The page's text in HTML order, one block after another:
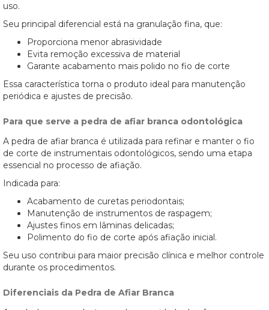
uso.
Seu principal diferencial está na granulação fina, que:
Proporciona menor abrasividade
Evita remoção excessiva de material
Garante acabamento mais polido no fio de corte
Essa característica torna o produto ideal para manutenção
periódica e ajustes de precisão.
Para que serve a pedra de afiar branca odontológica
A pedra de afiar branca é utilizada para refinar e manter o fio
de corte de instrumentais odontológicos, sendo uma etapa
essencial no processo de afiação.
Indicada para:
Acabamento de curetas periodontais;
Manutenção de instrumentos de raspagem;
Ajustes finos em lâminas delicadas;
Polimento do fio de corte após afiação inicial.
Seu uso contribui para maior precisão clínica e melhor controle
durante os procedimentos.
Diferenciais da Pedra de Afiar Branca